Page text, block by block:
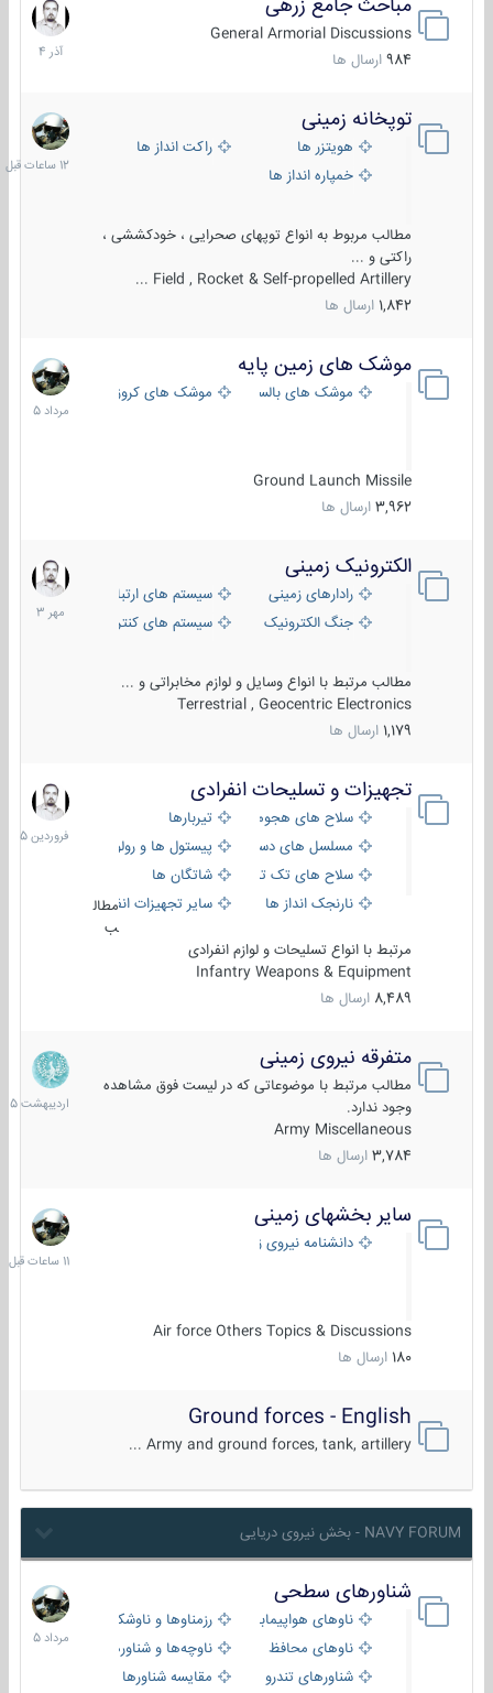
مباحث جامع زرهی
General Armorial Discussions
984 ارسال ها
7
آذر
1404
توپخانه زمینی
هویتزر ها
راکت انداز ها
خمپاره انداز ها
مطالب مربوط به انواع توپهای صحرایی ، خودکششی ،
راکتی و ...
Field , Rocket & Self-propelled Artillery ...
1,842 ارسال ها
12
ساعات
قبل
موشک های زمین پایه
موشک های بالستیک موشک های کروز
Ground Launch Missile
3,962 ارسال ها
2
مرداد
1405
الکترونیک زمینی
رادارهای زمینی
سیستم های ارتباطی و جمع آوری
جنگ الکترونیک
سیستم های کنترل آتش و تجهیزات
مطالب مرتبط با انواع وسایل و لوازم مخابراتی و ...
Terrestrial , Geocentric Electronics
1,179 ارسال ها
1
مهر
1403
تجهیزات و تسلیحات انفرادی
سلاح های هجومی
تیربارها
مسلسل های دستی
پیستول ها و رولورها
سلاح های تک تیر اندازیشاتگان ها
نارنجک انداز ها
سایر تجهیزات انفرادی
مطال
ب
مرتبط با انواع تسلیحات و لوازم انفرادی
Infantry Weapons & Equipment
8,489 ارسال ها
17
فروردین
1405
متفرقه نیروی زمینی
مطالب مرتبط با موضوعاتی که در لیست فوق مشاهده
وجود ندارد.
Army Miscellaneous
3,784 ارسال ها
27
1405
سایر بخشهای زمینی
دانشنامه نیروی زمینی
Air force Others Topics & Discussions
180 ارسال ها
11
ساعات
قبل
Ground forces - English
Army and ground forces, tank, artillery ...
NAVY FORUM - بخش نیروی دریایی
شناورهای سطحی
ناوهای هواپیمابر و بالگرد بررزمناوها و ناوشکن‌ها
ناوهای محافظ
ناوچه‌ها و شناورهای گشتی
شناورهای تندرو
مقایسه شناورها
2
مرداد
1405